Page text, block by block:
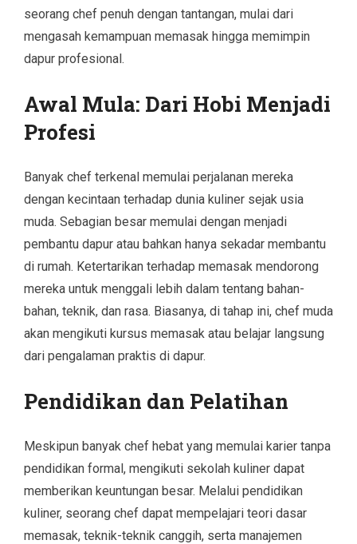
seorang chef penuh dengan tantangan, mulai dari
mengasah kemampuan memasak hingga memimpin
dapur profesional.
Awal Mula: Dari Hobi Menjadi
Profesi
Banyak chef terkenal memulai perjalanan mereka
dengan kecintaan terhadap dunia kuliner sejak usia
muda. Sebagian besar memulai dengan menjadi
pembantu dapur atau bahkan hanya sekadar membantu
di rumah. Ketertarikan terhadap memasak mendorong
mereka untuk menggali lebih dalam tentang bahan-
bahan, teknik, dan rasa. Biasanya, di tahap ini, chef muda
akan mengikuti kursus memasak atau belajar langsung
dari pengalaman praktis di dapur.
Pendidikan dan Pelatihan
Meskipun banyak chef hebat yang memulai karier tanpa
pendidikan formal, mengikuti sekolah kuliner dapat
memberikan keuntungan besar. Melalui pendidikan
kuliner, seorang chef dapat mempelajari teori dasar
memasak, teknik-teknik canggih, serta manajemen